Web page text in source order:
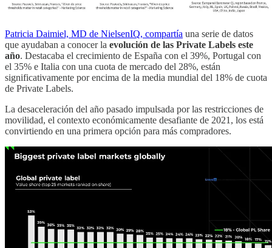
Patricia Daimiel, MD de NielsenIQ, compartía una serie de datos
que ayudaban a conocer la evolución de las Private Labels este
año. Destacaba el crecimiento de España con el 39%, Portugal con
el 35% e Italia con una cuota de mercado del 28%, están
significativamente por encima de la media mundial del 18% de cuota
de Private Labels.
La desaceleración del año pasado impulsada por las restricciones de
movilidad, el contexto económicamente desafiante de 2021, los está
convirtiendo en una primera opción para más compradores.